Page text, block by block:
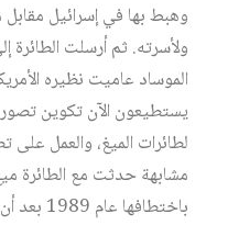
وهبط بها في إسرائيل
ولأسرته. ثم أرسلت الطائرة
الموساد عاميت نظيره
يستطيعون الآن تكوين تصور
لطائرات الميغ، والعمل على
باختطافها عام 1989 بعد أن جنده الموساد.